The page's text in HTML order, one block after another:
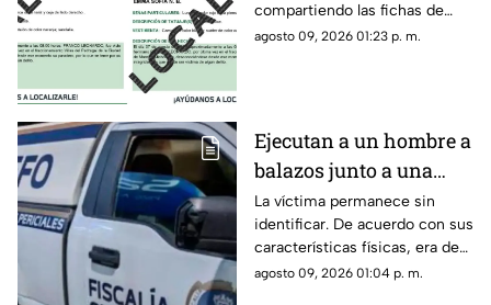
compartiendo las fichas de
búsqueda. Se informa que las
agosto 09, 2026 01:23 p. m.
Ejecutan a un hombre a
balazos junto a una
gasolinera en
Michoacán
La víctima permanece sin
identificar. De acuerdo con sus
características físicas, era de
complexión robusta y vestía
agosto 09, 2026 01:04 p. m.